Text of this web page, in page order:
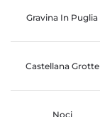
Gravina In Puglia
Castellana Grotte
Noci